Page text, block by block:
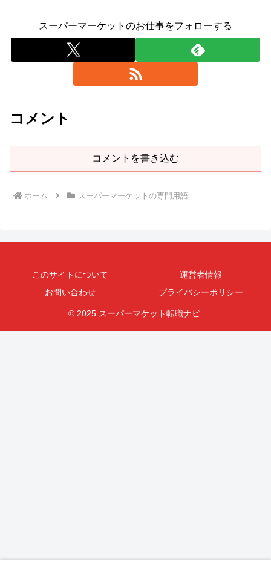
スーパーマーケットのお仕事をフォローする
コメント
コメントを書き込む
ホーム スーパーマーケットの専門用語
このサイトについて
運営者情報
お問い合わせ
プライバシーポリシー
© 2025 スーパーマケット転職ナビ.